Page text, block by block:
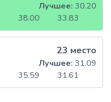
38.00 33.83
Лучшее: 30.20
23 место
35.59 31.61
Лучшее: 31.09